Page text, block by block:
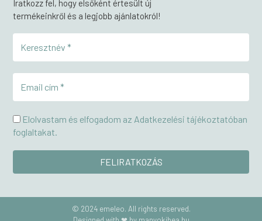
Iratkozz fel, hogy elsőként értesült új
termékeinkről és a legjobb ajánlatokról!
Elolvastam és elfogadom az Adatkezelési tájékoztatóban
foglaltakat.
© 2024 emeleo. All rights reserved.